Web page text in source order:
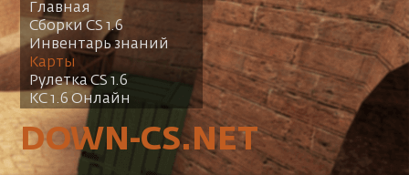
Главная
Сборки CS 1.6
Инвентарь знаний
Карты
Рулетка CS 1.6
КС 1.6 Онлайн
DOWN-CS.NET